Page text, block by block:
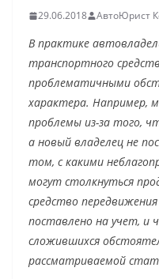
29.06.2018 АвтоЮрист
В практике
транспортного
проблематичными
характера. Например,
проблемы из-за того,
а новый владелец не
том, с какими
могут столкнуться
средство
поставлено на учет, и
сложившихся
рассматриваемой